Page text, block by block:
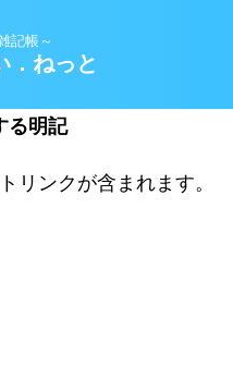
記帳～
．ねっと
る明記
リンクが含まれます。